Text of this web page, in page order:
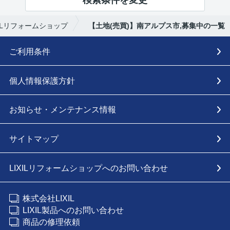
リフォームショップ 【土地(売買)】南アルプス市,募集中の一覧
ご利用条件
個人情報保護方針
お知らせ・メンテナンス情報
サイトマップ
LIXILリフォームショップへのお問い合わせ
株式会社LIXIL
LIXIL製品へのお問い合わせ
商品の修理依頼